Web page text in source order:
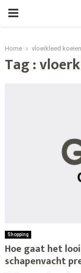
PRIMARY
Home vloerkleed
Tag :
Shopping
Hoe gaat het
schapenvacht